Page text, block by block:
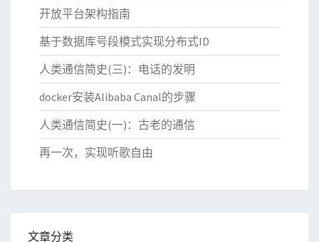
开放平台架构指南
基于数据库号段模式实现分布式ID
人类通信简史(三)：电话的发明
docker安装Alibaba Canal的步骤
人类通信简史(一)：古老的通信
再一次，实现听歌自由
文章分类